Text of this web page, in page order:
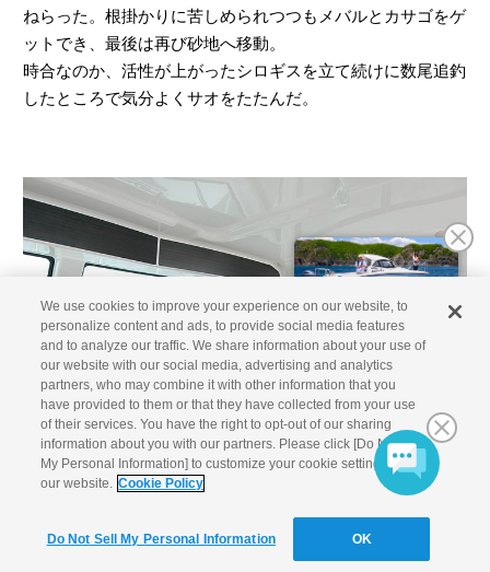
ねらった。根掛かりに苦しめられつつもメバルとカサゴをゲ
ットでき、最後は再び砂地へ移動。
時合なのか、活性が上がったシロギスを立て続けに数尾追釣
したところで気分よくサオをたたんだ。
私が根魚をねらっている最中、杉浦さんがラインが立つように操
船していてくれた
We use cookies to improve your experience on our website, to
personalize content and ads, to provide social media features
and to analyze our traffic. We share information about your use of
our website with our social media, advertising and analytics
partners, who may combine it with other information that you
have provided to them or that they have collected from your use
of their services. You have the right to opt-out of our sharing
information about you with our partners. Please click [Do Not Sell
My Personal Information] to customize your cookie settings on
our website. Cookie Policy
Do Not Sell My Personal Information OK